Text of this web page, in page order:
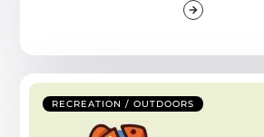
RECREATION / OUTDOORS